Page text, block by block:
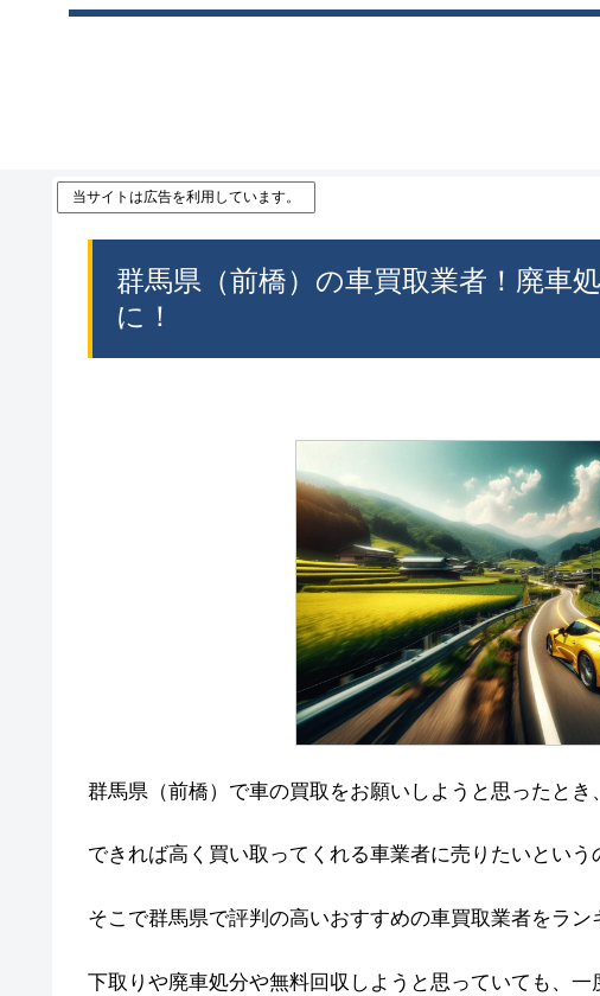
当サイトは広告を利用しています。
群馬県（前橋）の車買取業者！廃車
に！
群馬県（前橋）で車の買取をお願いしようと思ったとき
できれば高く買い取ってくれる車業者に売りたいという
そこで群馬県で評判の高いおすすめの車買取業者をラン
下取りや廃車処分や無料回収しようと思っていても、